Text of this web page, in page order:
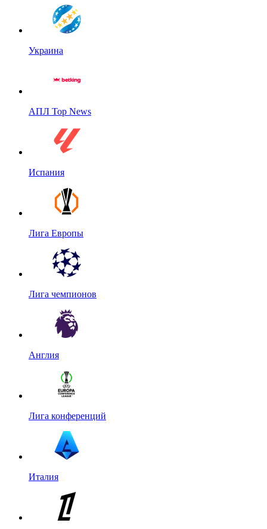
Украина
АПЛ Top News
Испания
Лига Европы
Лига чемпионов
Англия
Лига конференций
Италия